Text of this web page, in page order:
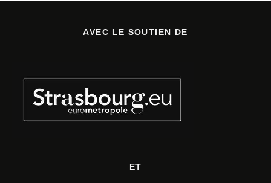
AVEC LE SOUTIEN DE
ET